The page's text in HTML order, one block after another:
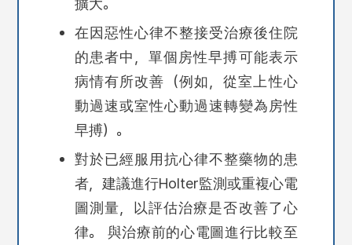
在因惡性心律不整接受治療後住院
的患者中，單個房性早搏可能表示
病情有所改善（例如，從室上性心
動過速或室性心動過速轉變為房性
早搏）。
對於已經服用抗心律不整藥物的患
者，建議進行Holter監測或重複心電
圖測量，以評估治療是否改善了心
律。 與治療前的心電圖進行比較至